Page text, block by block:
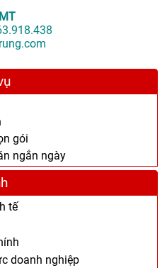
gói
ngắn ngày
tế
doanh nghiệp